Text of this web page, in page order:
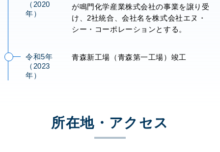
（2020
年）
が鳴門化学産業株式会社の事業を譲り受
け、2社統合、会社名を株式会社エヌ・
シー・コーポレーションとする。
令和5年
（2023
年）
青森新工場（青森第一工場）竣工
所在地・アクセス